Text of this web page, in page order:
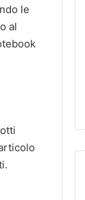
le
al